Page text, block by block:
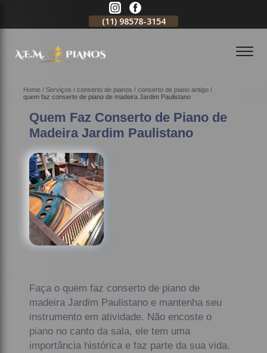
(11) 98578-3154
Home Serviços conserto de pianos
conserto de piano antigo
quem faz conserto de piano de madeira Jardim Paulistano
Quem Faz Conserto de Piano de
Madeira Jardim Paulistano
Faça o quem faz conserto de piano de
madeira Jardim Paulistano e mantenha seu
instrumento em atividade. Não encoste o
piano no canto da sala, ele tem uma
importância histórica e faz parte da sua vida.